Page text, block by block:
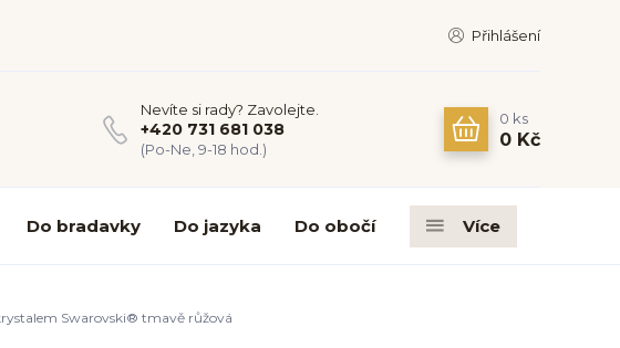
Přihlášení
Nevíte si rady? Zavolejte.
+420 731 681 038
(Po-Ne, 9-18 hod.)
0 ks
0 Kč
Do bradavky Do jazyka Do obočí Více
Swarovski® tmavě růžová